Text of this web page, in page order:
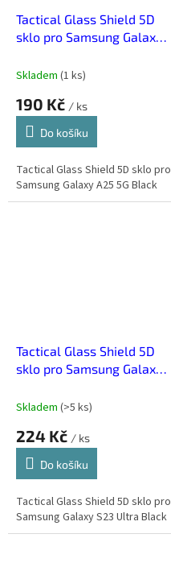
Tactical Glass Shield 5D
sklo pro Samsung Galaxy
Skladem (1 ks)
190 Kč / ks
Do košíku
Tactical Glass Shield 5D sklo pro
Samsung Galaxy A25 5G Black
Tactical Glass Shield 5D
sklo pro Samsung Galaxy
Skladem (>5 ks)
224 Kč / ks
Do košíku
Tactical Glass Shield 5D sklo pro
Samsung Galaxy S23 Ultra Black